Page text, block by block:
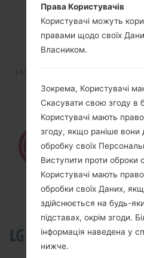
How to Factory Reset
Права Користувачів
Користувачі можуть
правами щодо своїх
Власником.
Зокрема, Користувачі
Скасувати свою згоду в
Користувачі мають
згоду, якщо раніше вони
обробку своїх
Виступити проти оброки
Користувачі мають
обробки своїх Даних,
здійснюється на будь-
підставах, окрім згоди.
інформація наведена у
нижче.